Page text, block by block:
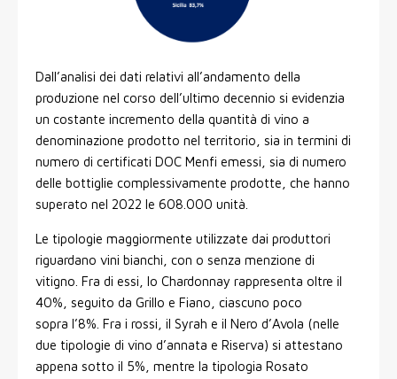
Dall’analisi dei dati relativi all’andamento della
produzione nel corso dell’ultimo decennio si evidenzia
un costante incremento della quantità di vino a
denominazione prodotto nel territorio, sia in termini di
numero di certificati DOC Menfi emessi, sia di numero
delle bottiglie complessivamente prodotte, che hanno
superato nel 2022 le 608.000 unità.
Le tipologie maggiormente utilizzate dai produttori
riguardano vini bianchi, con o senza menzione di
vitigno. Fra di essi, lo Chardonnay rappresenta oltre il
40%, seguito da Grillo e Fiano, ciascuno poco
sopra l’8%. Fra i rossi, il Syrah e il Nero d’Avola (nelle
due tipologie di vino d’annata e Riserva) si attestano
appena sotto il 5%, mentre la tipologia Rosato